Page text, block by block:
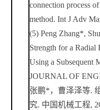
connection process
method. Int J Adv
(5)Peng Zhang*,
Strength for a Radial
Using a
JOURNAL OF
张鹏*，曹泽泽等.
究. 中国机械工程,